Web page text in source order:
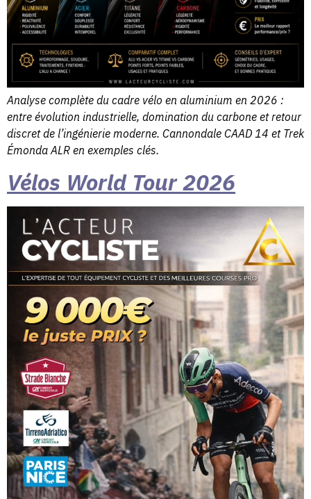
Analyse complète du cadre vélo en aluminium en 2026 :
entre évolution industrielle, domination du carbone et retour
discret de l’ingénierie moderne. Cannondale CAAD 14 et Trek
Émonda ALR en exemples clés.
Vélos World Tour 2026